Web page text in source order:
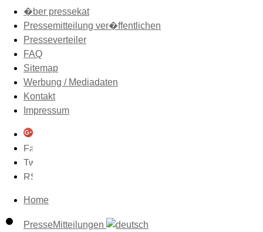
�ber pressekat
Pressemitteilung ver�ffentlichen
Presseverteiler
FAQ
Sitemap
Werbung / Mediadaten
Kontakt
Impressum
Home
PresseMitteilungen